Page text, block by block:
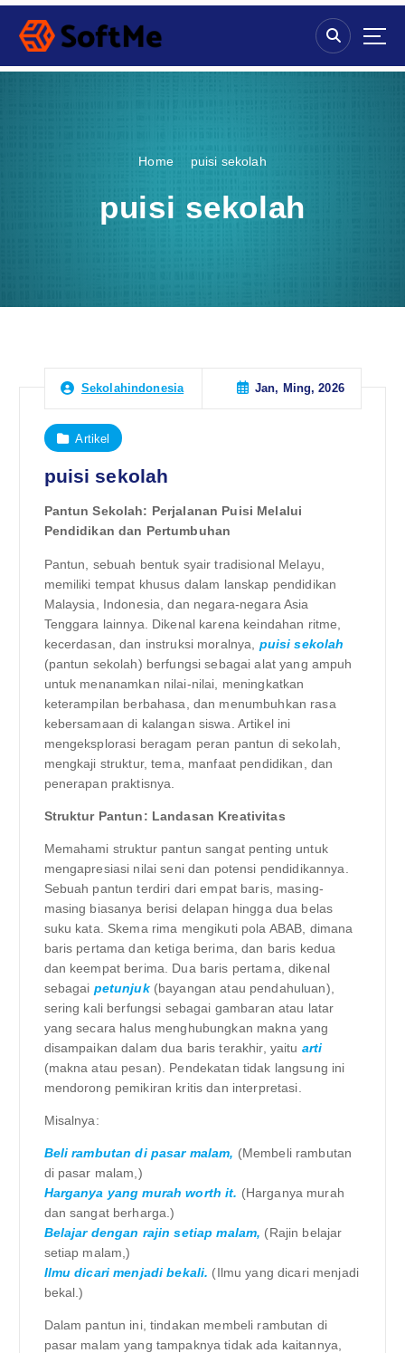
S
p
Home puisi sekolah
puisi sekolah
Sekolahindonesia Jan, Ming, 2026
Artikel
puisi sekolah
Pantun Sekolah: Perjalanan Puisi Melalui
Pendidikan dan Pertumbuhan
Pantun, sebuah bentuk syair tradisional Melayu,
memiliki tempat khusus dalam lanskap pendidikan
Malaysia, Indonesia, dan negara-negara Asia
Tenggara lainnya. Dikenal karena keindahan ritme,
kecerdasan, dan instruksi moralnya, puisi sekolah
(pantun sekolah) berfungsi sebagai alat yang ampuh
untuk menanamkan nilai-nilai, meningkatkan
keterampilan berbahasa, dan menumbuhkan rasa
kebersamaan di kalangan siswa. Artikel ini
mengeksplorasi beragam peran pantun di sekolah,
mengkaji struktur, tema, manfaat pendidikan, dan
penerapan praktisnya.
Struktur Pantun: Landasan Kreativitas
Memahami struktur pantun sangat penting untuk
mengapresiasi nilai seni dan potensi pendidikannya.
Sebuah pantun terdiri dari empat baris, masing-
masing biasanya berisi delapan hingga dua belas
suku kata. Skema rima mengikuti pola ABAB, dimana
baris pertama dan ketiga berima, dan baris kedua
dan keempat berima. Dua baris pertama, dikenal
sebagai petunjuk(bayangan atau pendahuluan),
sering kali berfungsi sebagai gambaran atau latar
yang secara halus menghubungkan makna yang
disampaikan dalam dua baris terakhir, yaitu arti
(makna atau pesan). Pendekatan tidak langsung ini
mendorong pemikiran kritis dan interpretasi.
Misalnya:
Beli rambutan di pasar malam, (Membeli rambutan
di pasar malam,)
Harganya yang murah worth it. (Harganya murah
dan sangat berharga.)
Belajar dengan rajin setiap malam, (Rajin belajar
setiap malam,)
Ilmu dicari menjadi bekali. (Ilmu yang dicari menjadi
bekal.)
Dalam pantun ini, tindakan membeli rambutan di
pasar malam yang tampaknya tidak ada kaitannya,